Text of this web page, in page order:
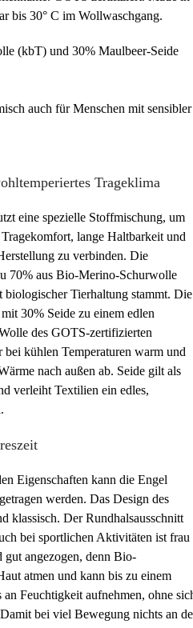
bis 30° C im Wollwaschgang.
(kbT) und 30% Maulbeer-Seide
auch für Menschen mit sensibler
Trageklima
eine spezielle Stoffmischung, um
lange Haltbarkeit und
zu verbinden. Die
70% aus Bio-Merino-Schurwolle
Tierhaltung stammt. Die
30% Seide zu einem edlen
des GOTS-zertifizierten
kühlen Temperaturen warm und
nach außen ab. Seide gilt als
verleiht Textilien ein edles,
Eigenschaften kann die Engel
werden. Das Design des
klassisch. Der Rundhalsausschnitt
bei sportlichen Aktivitäten ist frau
angezogen, denn Bio-
atmen und kann bis zu einem
Feuchtigkeit aufnehmen, ohne
bei viel Bewegung nichts an